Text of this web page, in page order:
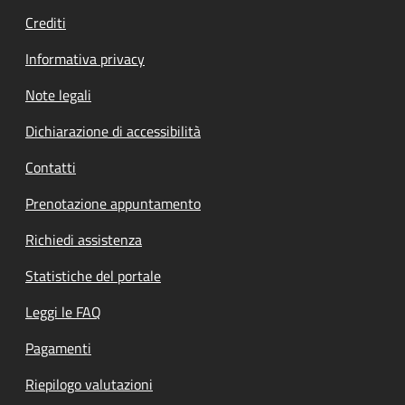
Crediti
Informativa privacy
Note legali
Dichiarazione di accessibilità
Contatti
Prenotazione appuntamento
Richiedi assistenza
Statistiche del portale
Leggi le FAQ
Pagamenti
Riepilogo valutazioni